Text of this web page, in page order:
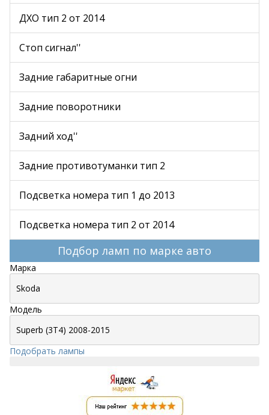
ДХО тип 2 от 2014
Стоп сигнал''
Задние габаритные огни
Задние поворотники
Задний ход''
Задние противотуманки тип 2
Подсветка номера тип 1 до 2013
Подсветка номера тип 2 от 2014
Подбор ламп по марке авто
Марка
Модель
Подобрать лампы